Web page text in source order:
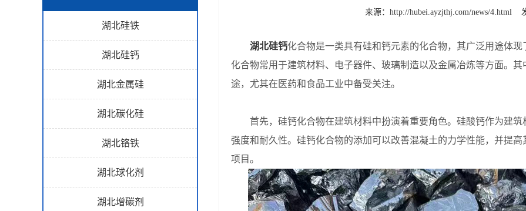
湖北硅铁
湖北硅钙
湖北金属硅
湖北碳化硅
湖北铬铁
湖北球化剂
湖北增碳剂
来源： http://hubei.ayzjthj.com/news/4.html
湖北硅钙化合物是一类具有硅和钙元素的化合物，其广泛用途体现
化合物常用于建筑材料、电子器件、玻璃制造以及金属冶炼等方面。
途，尤其在医药和食品工业中备受关注。
首先，硅钙化合物在建筑材料中扮演着重要角色。硅酸钙作为建筑
强度和耐久性。硅钙化合物的添加可以改善混凝土的力学性能，并提
项目。